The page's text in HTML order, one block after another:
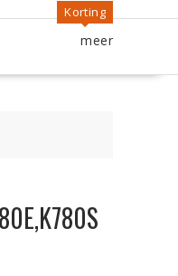
Korting
meer